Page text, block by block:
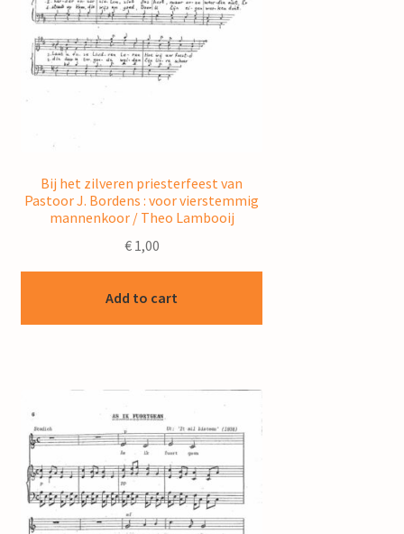
Bij het zilveren priesterfeest van
Pastoor J. Bordens : voor vierstemmig
mannenkoor / Theo Lambooij
€1,00
Add to cart